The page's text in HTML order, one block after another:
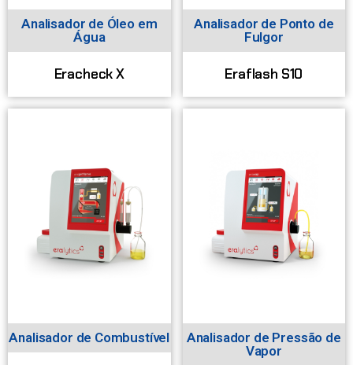
Analisador de Óleo em
Água
Eracheck X
Analisador de Ponto de
Fulgor
Eraflash S10
Analisador de Combustível Analisador de Pressão de
Vapor